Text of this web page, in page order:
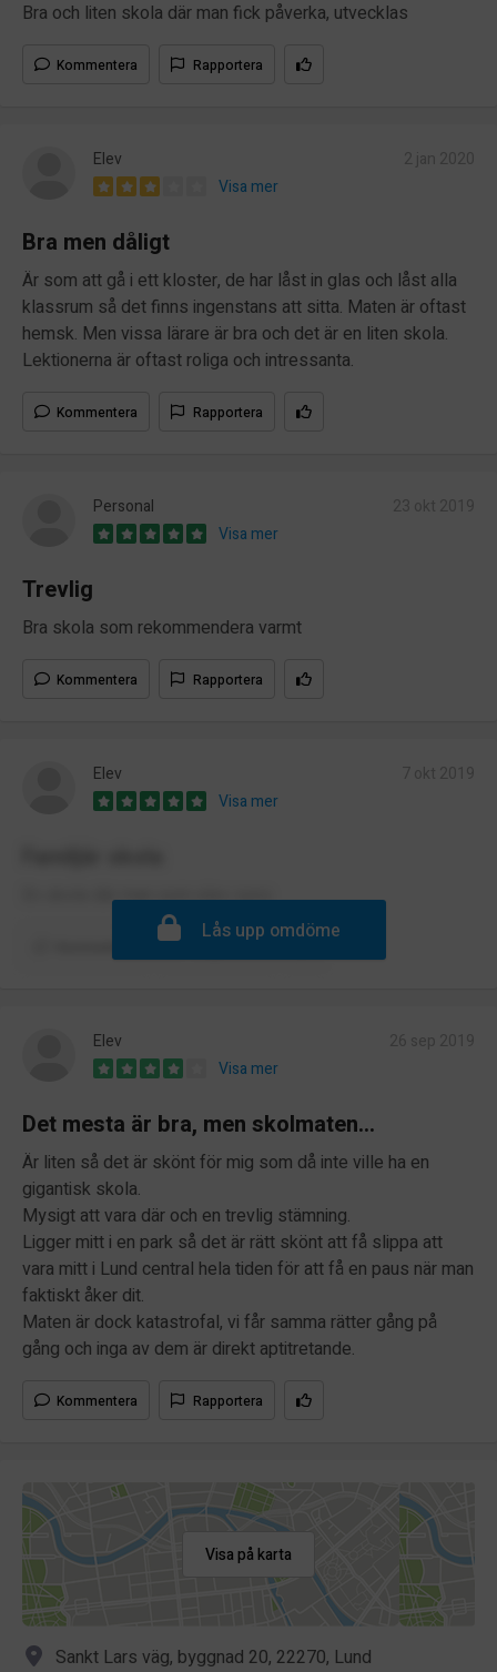
Bra och liten skola där man fick påverka, utvecklas
Kommentera Rapportera
Elev
Visa mer
Bra men dåligt
Är som att gå i ett kloster, de har låst in glas och låst alla
klassrum så det finns ingenstans att sitta. Maten är oftast
hemsk. Men vissa lärare är bra och det är en liten skola.
Lektionerna är oftast roliga och intressanta.
Kommentera Rapportera
Personal
Visa mer
Trevlig
Bra skola som rekommendera varmt
Kommentera Rapportera
Elev
Visa mer
En skola där man som elev syns
Lås upp omdöme
Elev
Visa mer
Det mesta är bra, men skolmaten...
Är liten så det är skönt för mig som då inte ville ha en
gigantisk skola.
Mysigt att vara där och en trevlig stämning.
Ligger mitt i en park så det är rätt skönt att få slippa att
vara mitt i Lund central hela tiden för att få en paus när man
faktiskt åker dit.
Maten är dock katastrofal, vi får samma rätter gång på
gång och inga av dem är direkt aptitretande.
Kommentera Rapportera
Visa på karta
Sankt Lars väg, byggnad 20, 22270, Lund